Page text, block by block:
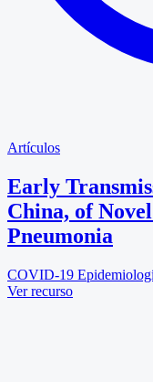
Artículos
Early
China, of
Pneumonia
COVID-19
Ver recurso